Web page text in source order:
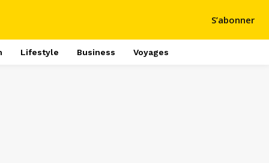
S’abonner
Lifestyle Business Voyages